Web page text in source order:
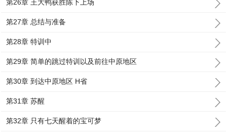
第26章 王大鸭获胜陈下上场
第27章 总结与准备
第28章 特训中
第29章 简单的跳过特训以及前往中原地区
第30章 到达中原地区 H省
第31章 苏醒
第32章 只有七天醒着的宝可梦